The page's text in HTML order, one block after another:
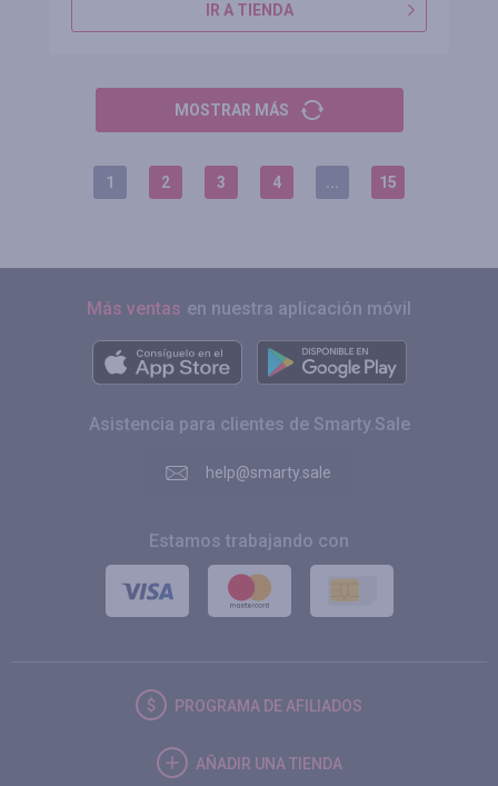
IR A TIENDA
MOSTRAR MÁS
1 2 3 4 15
Más ventas en nuestra aplicación móvil
Asistencia para clientes de Smarty.Sale
help@smarty.sale
Estamos trabajando con
PROGRAMA DE AFILIADOS
AÑADIR UNA TIENDA